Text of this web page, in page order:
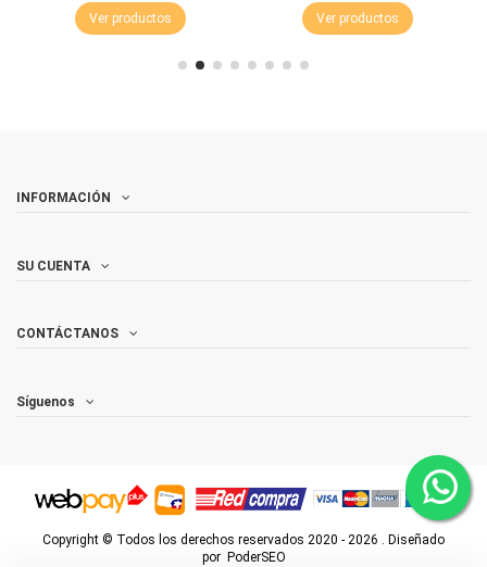
Ver productos Ver productos
INFORMACIÓN
SU CUENTA
CONTÁCTANOS
Síguenos
Copyright © Todos los derechos reservados 2020 - 2026
. Diseñado
por PoderSEO